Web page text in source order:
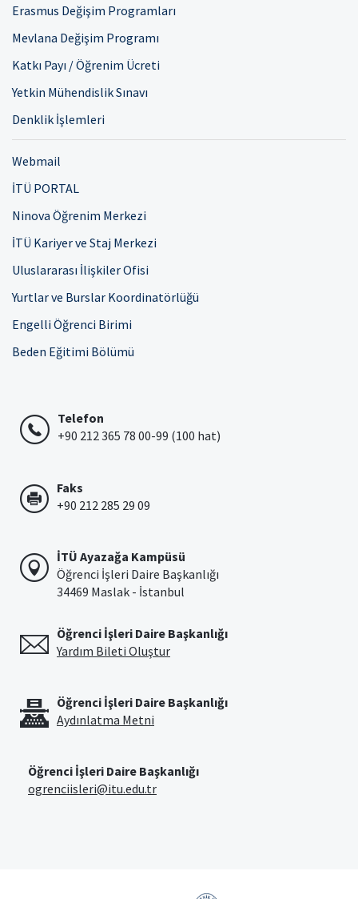
Erasmus Değişim Programları
Mevlana Değişim Programı
Katkı Payı / Öğrenim Ücreti
Yetkin Mühendislik Sınavı
Denklik İşlemleri
Webmail
İTÜ PORTAL
Ninova Öğrenim Merkezi
İTÜ Kariyer ve Staj Merkezi
Uluslararası İlişkiler Ofisi
Yurtlar ve Burslar Koordinatörlüğü
Engelli Öğrenci Birimi
Beden Eğitimi Bölümü
Telefon
+90 212 365 78 00-99 (100 hat)
Faks
+90 212 285 29 09
İTÜ Ayazağa Kampüsü
Öğrenci İşleri Daire Başkanlığı
34469 Maslak - İstanbul
Öğrenci İşleri Daire Başkanlığı
Yardım Bileti Oluştur
Öğrenci İşleri Daire Başkanlığı
Aydınlatma Metni
Öğrenci İşleri Daire Başkanlığı
ogrenciisleri@itu.edu.tr